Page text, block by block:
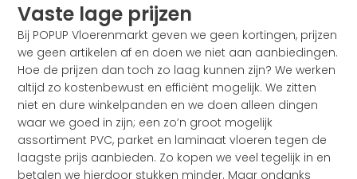
Vaste lage prijzen
Bij POPUP Vloerenmarkt geven we geen kortingen, prijzen
we geen artikelen af en doen we niet aan aanbiedingen.
Hoe de prijzen dan toch zo laag kunnen zijn? We werken
altijd zo kostenbewust en efficiënt mogelijk. We zitten
niet en dure winkelpanden en we doen alleen dingen
waar we goed in zijn; een zo’n groot mogelijk
assortiment PVC, parket en laminaat vloeren tegen de
laagste prijs aanbieden. Zo kopen we veel tegelijk in en
betalen we hierdoor stukken minder. Maar ondanks